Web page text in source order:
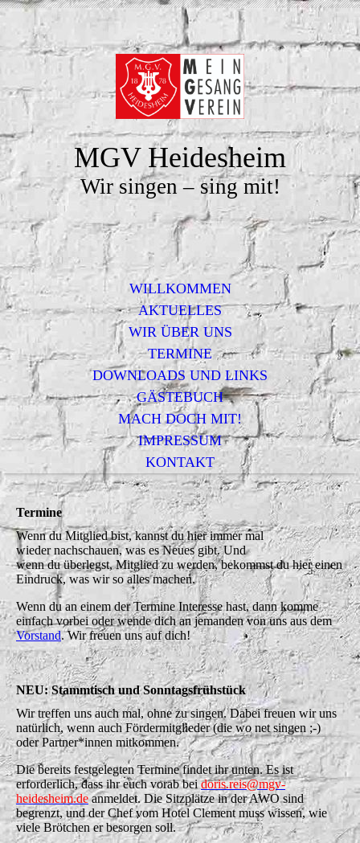
MGV Heidesheim
Wir singen – sing mit!
WILLKOMMEN
AKTUELLES
WIR ÜBER UNS
TERMINE
DOWNLOADS UND LINKS
GÄSTEBUCH
MACH DOCH MIT!
IMPRESSUM
KONTAKT
Termine
Wenn du Mitglied bist, kannst du hier immer mal
wieder nachschauen, was es Neues gibt. Und
wenn du überlegst, Mitglied zu werden, bekommst du hier einen
Eindruck, was wir so alles machen.
Wenn du an einem der Termine Interesse hast, dann komme
einfach vorbei oder wende dich an jemanden von uns aus dem
Vorstand. Wir freuen uns auf dich!
NEU: Stammtisch und Sonntagsfrühstück
Wir treffen uns auch mal, ohne zu singen. Dabei freuen wir uns
natürlich, wenn auch Fördermitglieder (die wo net singen ;-)
oder Partner*innen mitkommen.
Die bereits festgelegten Termine findet ihr unten. Es ist
erforderlich, dass ihr euch vorab beidoris.reis@mgv-
heidesheim.deanmeldet. Die Sitzplätze in der AWO sind
begrenzt, und der Chef vom Hotel Clement muss wissen, wie
viele Brötchen er besorgen soll.